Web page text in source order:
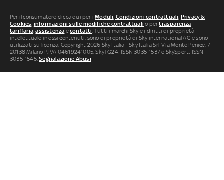
Per il consumatore clicca qui per iModuli, Condizioni contrattuali, Privacy &
Cookies, informazioni sulle modifiche contrattuali o pertrasparenza
tariffaria,assistenza econtatti. Tutti i marchi Sky e i diritti di proprietà
intellettuale in essi contenuti, sono di proprietà di Sky international AG e sono
utilizzati su licenza. Copyright 2026 Sky Italia - Sky Italia Srl Via Monte Penice, 7 -
20138 Milano P.IVA 04619241005. SkyTG24: ISSN 3035-1537 e SkySport: ISSN
3035-1545.Segnalazione Abusi